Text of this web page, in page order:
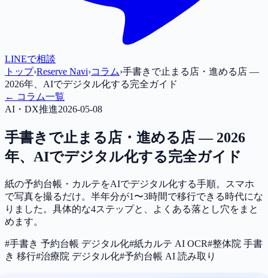
LINEで相談
トップ›Reserve Navi›コラム›手書きで止まる店・進める店 —
2026年、AIでデジタル化する完全ガイド
← コラム一覧
AI・DX推進2026-05-08
手書きで止まる店・進める店 — 2026
年、AIでデジタル化する完全ガイド
紙の予約台帳・カルテをAIでデジタル化する手順。スマホ
で写真を撮るだけ。半年分が1〜3時間で移行できる時代にな
りました。具体的な4ステップと、よくある落とし穴をまと
めます。
#手書き 予約台帳 デジタル化#紙カルテ AI OCR#整体院 手書
き 移行#治療院 デジタル化#予約台帳 AI 読み取り